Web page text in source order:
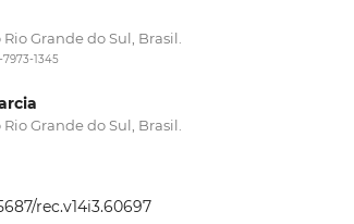
Grande do Sul, Brasil.
1345
Grande do Sul, Brasil.
rec.v14i3.60697